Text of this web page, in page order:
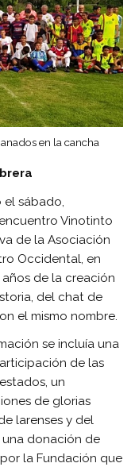
en la cancha
sábado,
Vinotinto
de la Asociación
Occidental, en
de la creación
del chat de
el mismo nombre.
se incluía una
de las
un
de glorias
larenses y del
donación de
la Fundación que